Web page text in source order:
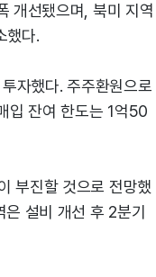
개선됐으며, 북미 지역
했다.
자했다. 주주환원으로
입 잔여 한도는 1억50
부진할 것으로 전망했
설비 개선 후 2분기